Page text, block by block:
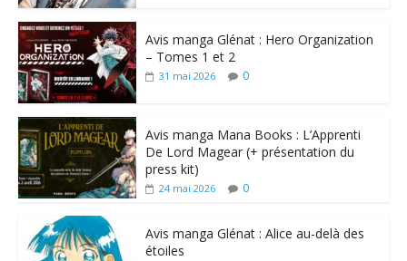
Avis manga Glénat : Hero Organization
– Tomes 1 et 2
31 mai 2026 0
Avis manga Mana Books : L’Apprenti
De Lord Magear (+ présentation du
press kit)
24 mai 2026 0
Avis manga Glénat : Alice au-delà des
étoiles